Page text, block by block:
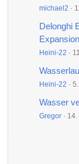
michael2
Delonghi
Heini-22
Heini-22
Wasser
Gregor 14.